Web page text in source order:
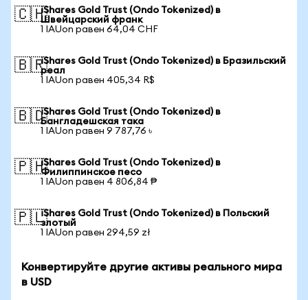
🇨🇭iShares Gold Trust (Ondo Tokenized) в
Швейцарский франк
1 IAUon равен 64,04 CHF
🇧🇷iShares Gold Trust (Ondo Tokenized) в Бразильский
реал
1 IAUon равен 405,34 R$
🇧🇩iShares Gold Trust (Ondo Tokenized) в
Бангладешская така
1 IAUon равен 9 787,76 ৳
🇵🇭iShares Gold Trust (Ondo Tokenized) в
Филиппинское песо
1 IAUon равен 4 806,84 ₱
🇵🇱iShares Gold Trust (Ondo Tokenized) в Польский
злотый
1 IAUon равен 294,59 zł
Конвертируйте другие активы реального мира
в USD